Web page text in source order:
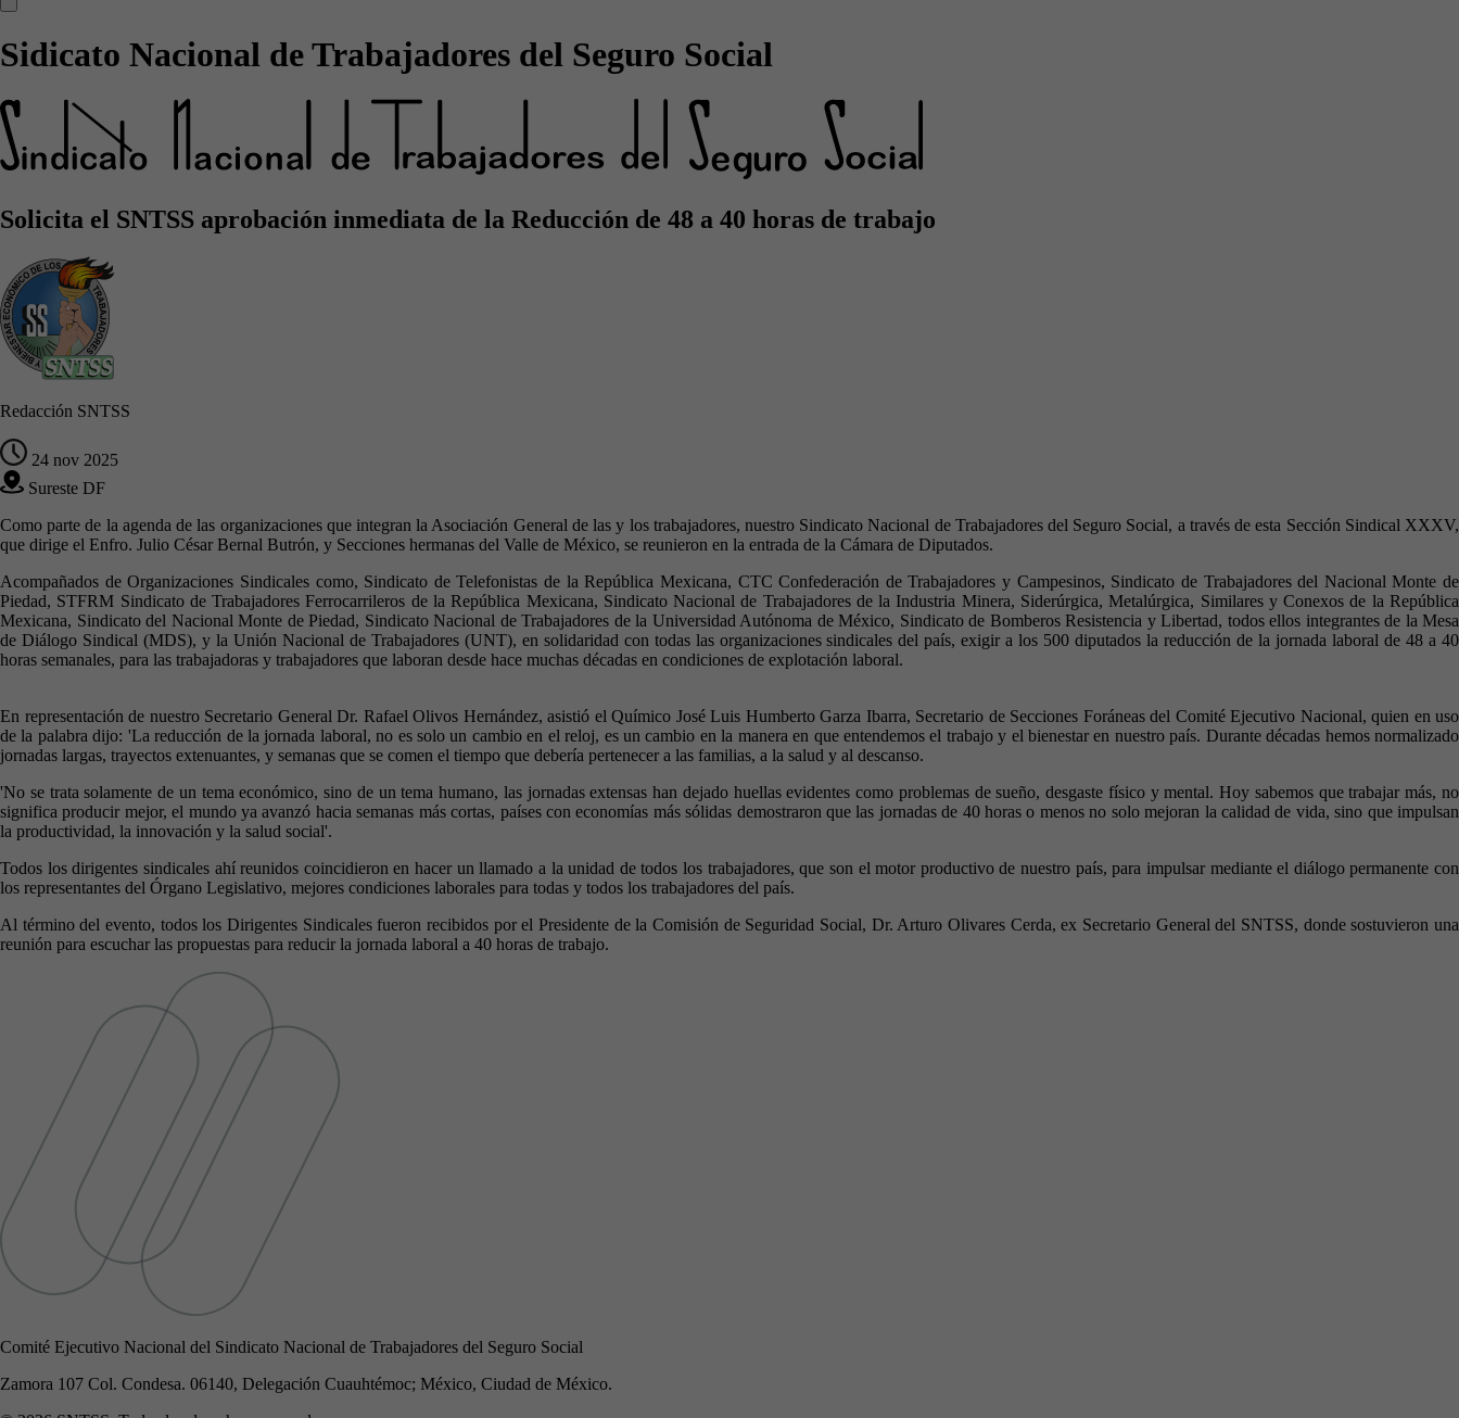
Sidicato Nacional de Trabajadores del Seguro Social
Solicita el SNTSS aprobación inmediata de la Reducción de 48 a 40 horas de trabajo
Redacción SNTSS
24 nov 2025
Sureste DF
Como parte de la agenda de las organizaciones que integran la Asociación General de las y los trabajadores, nuestro Sindicato Nacional de Trabajadores del Seguro Social, a través de esta Sección Sindical XXXV,
que dirige el Enfro. Julio César Bernal Butrón, y Secciones hermanas del Valle de México, se reunieron en la entrada de la Cámara de Diputados.
Acompañados de Organizaciones Sindicales como, Sindicato de Telefonistas de la República Mexicana, CTC Confederación de Trabajadores y Campesinos, Sindicato de Trabajadores del Nacional Monte de
Piedad, STFRM Sindicato de Trabajadores Ferrocarrileros de la República Mexicana, Sindicato Nacional de Trabajadores de la Industria Minera, Siderúrgica, Metalúrgica, Similares y Conexos de la República
Mexicana, Sindicato del Nacional Monte de Piedad, Sindicato Nacional de Trabajadores de la Universidad Autónoma de México, Sindicato de Bomberos Resistencia y Libertad, todos ellos integrantes de la Mesa
de Diálogo Sindical (MDS), y la Unión Nacional de Trabajadores (UNT), en solidaridad con todas las organizaciones sindicales del país, exigir a los 500 diputados la reducción de la jornada laboral de 48 a 40
horas semanales, para las trabajadoras y trabajadores que laboran desde hace muchas décadas en condiciones de explotación laboral.
En representación de nuestro Secretario General Dr. Rafael Olivos Hernández, asistió el Químico José Luis Humberto Garza Ibarra, Secretario de Secciones Foráneas del Comité Ejecutivo Nacional, quien en uso
de la palabra dijo: 'La reducción de la jornada laboral, no es solo un cambio en el reloj, es un cambio en la manera en que entendemos el trabajo y el bienestar en nuestro país. Durante décadas hemos normalizado
jornadas largas, trayectos extenuantes, y semanas que se comen el tiempo que debería pertenecer a las familias, a la salud y al descanso.
'No se trata solamente de un tema económico, sino de un tema humano, las jornadas extensas han dejado huellas evidentes como problemas de sueño, desgaste físico y mental. Hoy sabemos que trabajar más, no
significa producir mejor, el mundo ya avanzó hacia semanas más cortas, países con economías más sólidas demostraron que las jornadas de 40 horas o menos no solo mejoran la calidad de vida, sino que impulsan
la productividad, la innovación y la salud social'.
Todos los dirigentes sindicales ahí reunidos coincidieron en hacer un llamado a la unidad de todos los trabajadores, que son el motor productivo de nuestro país, para impulsar mediante el diálogo permanente con
los representantes del Órgano Legislativo, mejores condiciones laborales para todas y todos los trabajadores del país.
Al término del evento, todos los Dirigentes Sindicales fueron recibidos por el Presidente de la Comisión de Seguridad Social, Dr. Arturo Olivares Cerda, ex Secretario General del SNTSS, donde sostuvieron una
reunión para escuchar las propuestas para reducir la jornada laboral a 40 horas de trabajo.
Comité Ejecutivo Nacional del Sindicato Nacional de Trabajadores del Seguro Social
Zamora 107 Col. Condesa. 06140, Delegación Cuauhtémoc; México, Ciudad de México.